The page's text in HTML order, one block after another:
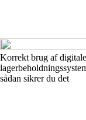
Korrekt brug af digitale
sådan sikrer du det